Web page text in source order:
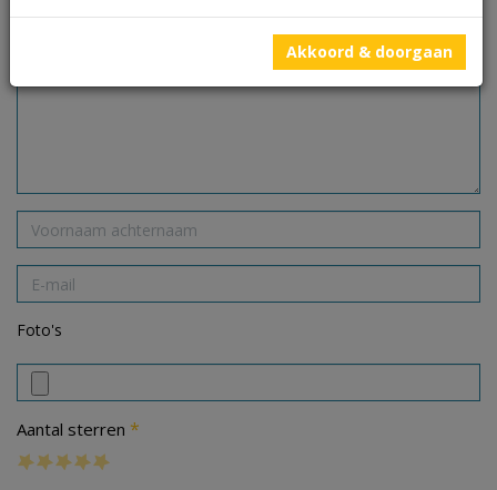
Foto's
Aantal sterren *
Akkoord & doorgaan